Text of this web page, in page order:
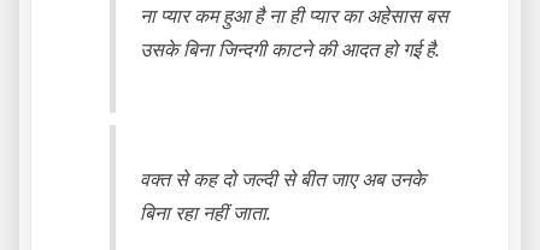
ना प्यार कम हुआ है ना ही प्यार का अहेसास बस
उसके बिना जिन्दगी काटने की आदत हो गई है.
वक्त से कह दो जल्दी से बीत जाए अब उनके
बिना रहा नहीं जाता.